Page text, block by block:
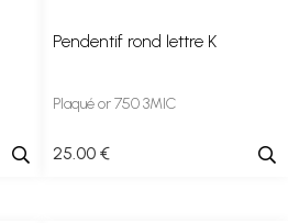
Pendentif rond lettre K
Plaqué or 750 3MIC
25.00 €